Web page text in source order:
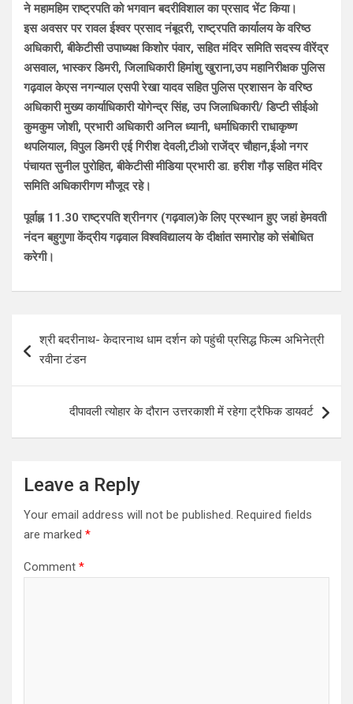
ने महामहिम राष्ट्रपति को भगवान बदरीविशाल का प्रसाद भेंट किया।
इस अवसर पर रावल ईश्वर प्रसाद नंबूदरी, राष्ट्रपति कार्यालय के वरिष्ठ
अधिकारी, बीकेटीसी उपाध्यक्ष किशोर पंवार, सहित मंदिर समिति सदस्य वीरेंद्र
असवाल, भास्कर डिमरी, जिलाधिकारी हिमांशु खुराना,उप महानिरीक्षक पुलिस
गढ़वाल केएस नगन्याल एसपी रेखा यादव सहित पुलिस प्रशासन के वरिष्ठ
अधिकारी मुख्य कार्याधिकारी योगेन्द्र सिंह, उप जिलाधिकारी/ डिप्टी सीईओ
कुमकुम जोशी, प्रभारी अधिकारी अनिल ध्यानी, धर्माधिकारी राधाकृष्ण
थपलियाल, विपुल डिमरी एई गिरीश देवली,टीओ राजेंद्र चौहान,ईओ नगर
पंचायत सुनील पुरोहित, बीकेटीसी मीडिया प्रभारी डा. हरीश गौड़ सहित मंदिर
समिति अधिकारीगण मौजूद रहे।
पूर्वाह्न 11.30 राष्ट्रपति श्रीनगर (गढ़वाल)के लिए प्रस्थान हुए जहां हेमवती
नंदन बहुगुणा केंद्रीय गढ़वाल विश्वविद्यालय के दीक्षांत समारोह को संबोधित
करेगी।
navigation
श्री बदरीनाथ- केदारनाथ धाम दर्शन को पहुंची प्रसिद्ध फिल्म अभिनेत्री
रवीना टंडन
दीपावली त्योहार के दौरान उत्तरकाशी में रहेगा ट्रैफिक डायवर्ट
Leave a Reply
Your email address will not be published. Required fields
are marked *
Comment *